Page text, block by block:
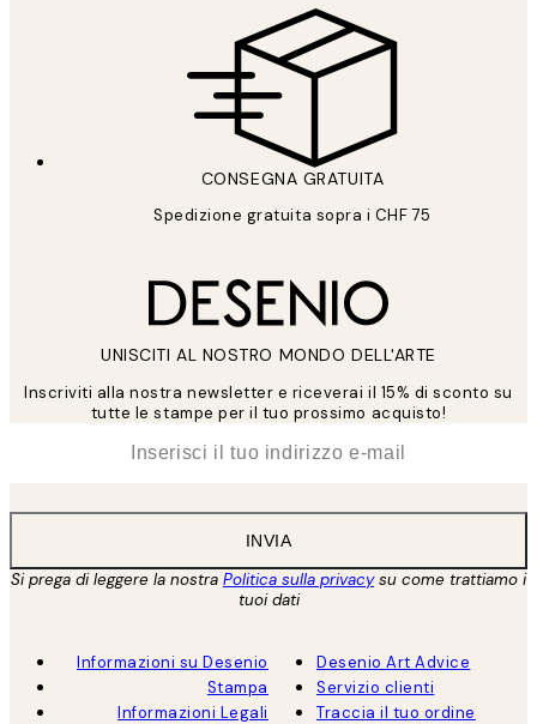
CONSEGNA GRATUITA
Spedizione gratuita sopra i CHF 75
UNISCITI AL NOSTRO MONDO DELL'ARTE
Inscriviti alla nostra newsletter e riceverai il 15% di sconto su
tutte le stampe per il tuo prossimo acquisto!
INVIA
Si prega di leggere la nostra Politica sulla privacysu come trattiamo i
tuoi dati
Informazioni su Desenio
Stampa
Informazioni Legali
Desenio Art Advice
Servizio clienti
Traccia il tuo ordine